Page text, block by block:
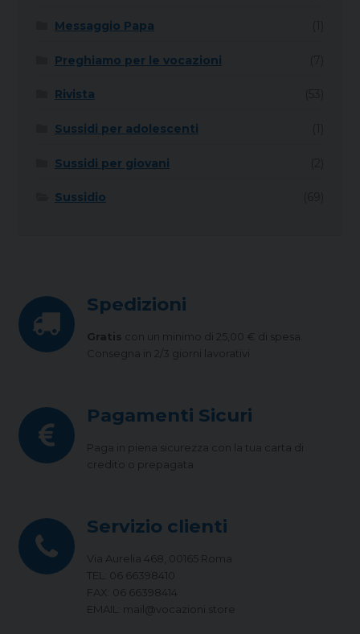
Messaggio Papa
Preghiamo per le vocazioni
Rivista
Sussidi per adolescenti
Sussidi per giovani
Sussidio
Spedizioni
Gratis con un minimo di 25,00 € di spesa.
Consegna in 2/3 giorni lavorativi
Pagamenti Sicuri
Paga in piena sicurezza con la tua carta di
credito o prepagata
Servizio clienti
Via Aurelia 468, 00165 Roma
TEL: 06 66398410
FAX: 06 66398414
EMAIL: mail@vocazioni.store